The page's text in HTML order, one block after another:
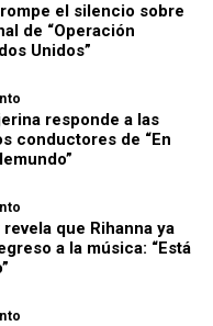
el silencio sobre
de “Operación
Unidos”
responde a las
conductores de “En
que Rihanna ya
a la música: “Está